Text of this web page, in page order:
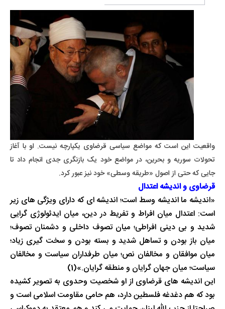
واقعیت این است که مواضع سیاسی قرضاوی یکپارچه نیست. او با آغاز
تحولات سوریه و بحرین، در مواضع خود یک بازنگری جدی انجام داد تا
جایی که حتی از اصول «طریقه وسطی» خود نیز عبور کرد.
قرضاوی و اندیشه اعتدال
«اندیشه ما اندیشه وسط است؛ اندیشه ای که دارای ویژگی های زیر
است: اعتدال میان افراط و تفریط در دین، میان ایدئولوژی گرایی
شدید و بی دینی افراطی؛ میان تصوف داخلی و دشمنان تصوف؛
میان باز بودن و تساهل شدید و بسته بودن و سخت گیری زیاد؛
میان موافقان و مخالفان نص؛ میان طرفداران سیاست و مخالفان
سیاست؛ میان جهان گرایان و منطقه گرایان.»(1)
این اندیشه های قرضاوی از او شخصیت وحدوی به تصویر کشیده
بود که هم دغدغه فلسطین دارد، هم حامی مقاومت اسلامی است و